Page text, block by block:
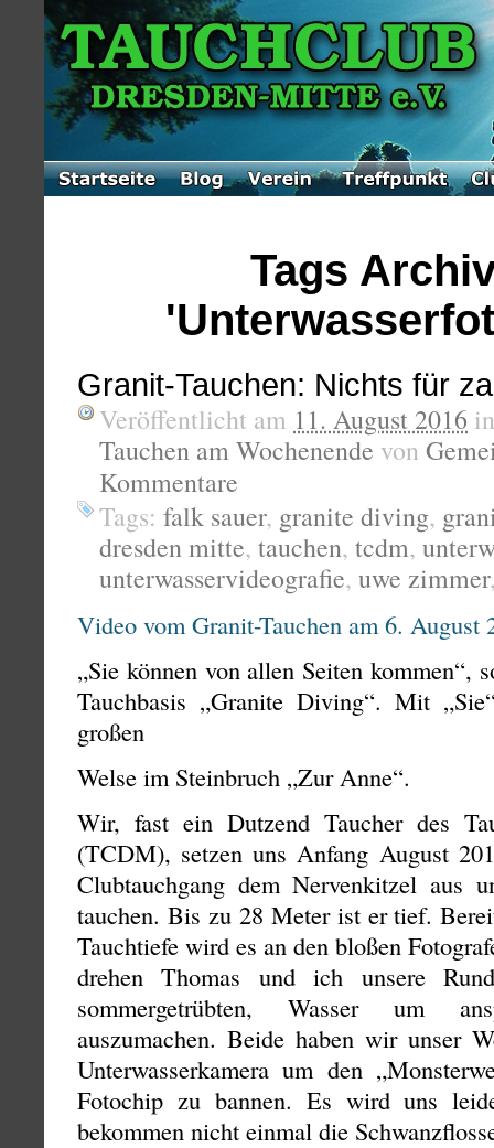
Tags
Granit-Tauchen: Nichts für
Veröffentlicht am 11. August 2016
Tauchen am Wochenende von
Kommentare
Tags: falk sauer, granite diving,
dresden mitte, tauchen, tcdm,
unterwasservideografie, uwe zimmer
Video vom Granit-Tauchen am 6. August
„Sie können von allen Seiten kommen“,
Tauchbasis „Granite Diving“. Mit
großen
Welse im Steinbruch „Zur Anne“.
Wir, fast ein Dutzend Taucher des
(TCDM), setzen uns Anfang
Clubtauchgang dem Nervenkitzel aus
tauchen. Bis zu 28 Meter ist er tief.
Tauchtiefe wird es an den bloßen
drehen Thomas und ich unsere
sommergetrübten, Wasser um
auszumachen. Beide haben wir unser
Unterwasserkamera um den
Fotochip zu bannen. Es wird uns
bekommen nicht einmal die